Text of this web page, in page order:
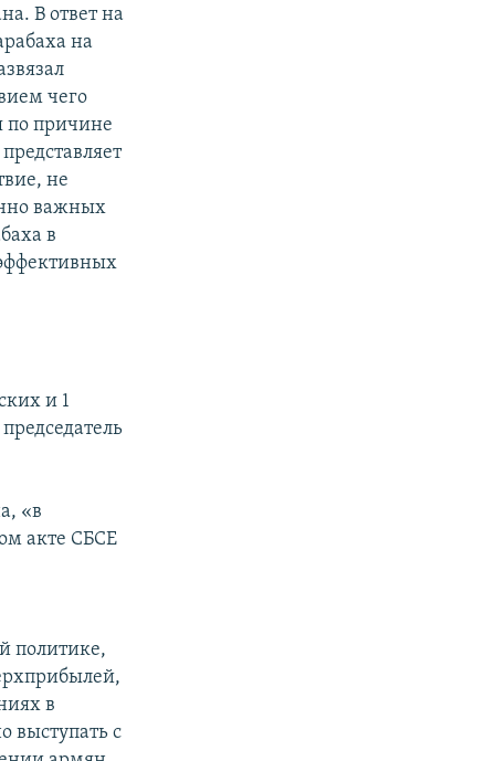
В ответ на
на
чего
по причине
не
важных
в
и 1
«в
акте СБСЕ
политике,
в
выступать с